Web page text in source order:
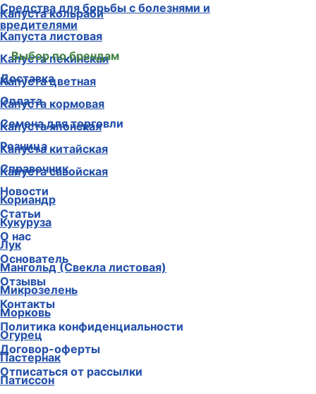
Капуста кольраби
Капуста листовая
Капуста пекинская
Капуста цветная
Капуста кормовая
Капуста японская
Капуста китайская
Капуста савойская
Кориандр
Кукуруза
Лук
Мангольд (Свекла листовая)
Микрозелень
Морковь
Огурец
Пастернак
Патиссон
Средства для борьбы с болезнями и
вредителями
Выбор по брендам
Доставка
Оплата
Семена для торговли
Розница
Справочник
Новости
Статьи
О нас
Основатель
Отзывы
Контакты
Политика конфиденциальности
Договор-оферты
Отписаться от рассылки